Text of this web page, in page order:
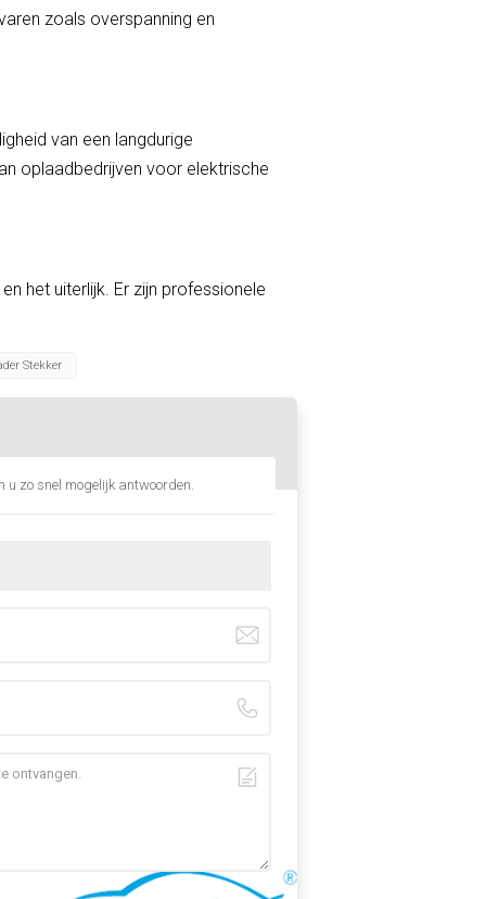
zoals overspanning en
van een langdurige
oplaadbedrijven voor elektrische
het uiterlijk. Er zijn professionele
Stekker
u zo snel mogelijk antwoorden.